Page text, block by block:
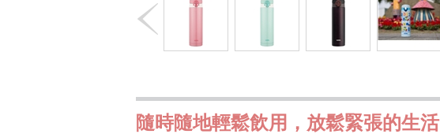
隨時隨地輕鬆飲用，放鬆緊張的生活